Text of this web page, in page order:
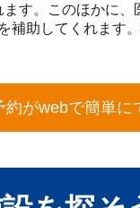
す。このほかに
補助してくれます
約がwebで簡単